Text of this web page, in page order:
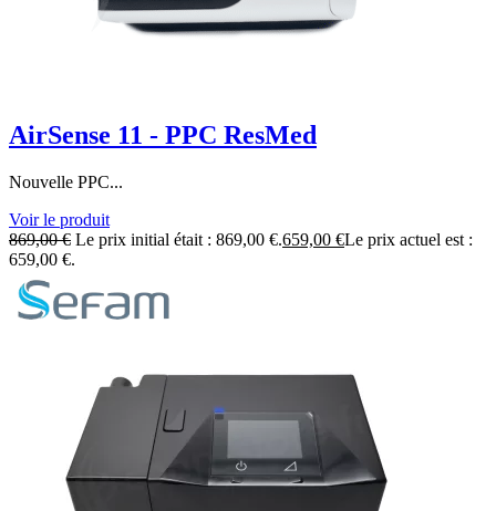
AirSense 11 - PPC ResMed
Nouvelle PPC...
Voir le produit
869,00€ Le prix initial était : 869,00 €.659,00 €Le prix actuel est :
659,00 €.